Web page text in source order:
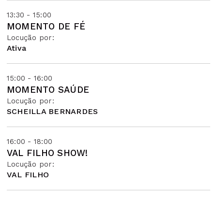
13:30 - 15:00
MOMENTO DE FÉ
Locução por:
Ativa
15:00 - 16:00
MOMENTO SAÚDE
Locução por:
SCHEILLA BERNARDES
16:00 - 18:00
VAL FILHO SHOW!
Locução por:
VAL FILHO